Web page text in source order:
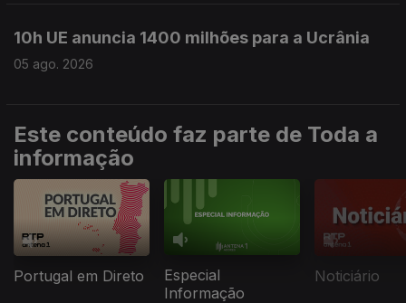
10h UE anuncia 1400 milhões para a Ucrânia
05 ago. 2026
Este conteúdo faz parte de Toda a
informação
Portugal em Direto
Especial
Informação
Noticiário